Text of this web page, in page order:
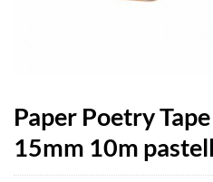
Paper Poetry
15mm 10m pastell